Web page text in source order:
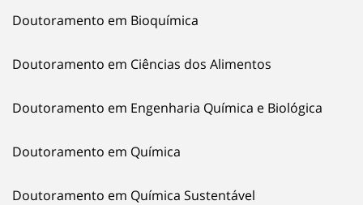
Doutoramento em Bioquímica
Doutoramento em Ciências dos Alimentos
Doutoramento em Engenharia Química e Biológica
Doutoramento em Química
Doutoramento em Química Sustentável